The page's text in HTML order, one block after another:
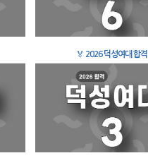
🏅 2026 덕성여대 합격